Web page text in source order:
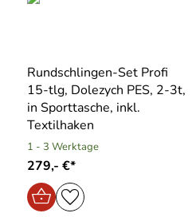
Rundschlingen-Set Profi
15-tlg, Dolezych PES, 2-3t,
in Sporttasche, inkl.
Textilhaken
1 - 3 Werktage
279,- €*